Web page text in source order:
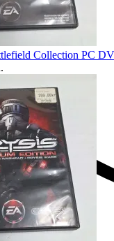
du inte får din vara
Collection PC
.